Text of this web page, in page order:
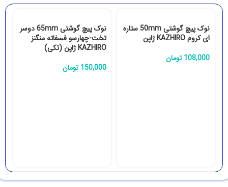
نوک پیچ گوشتی 50mm ستاره
ای کروم KAZHIRO ژاپن
108,000 تومان
نوک پیچ گوشتی 65mm دوسر
تخت-چهارسو فسفاته منگنز
KAZHIRO ژاپن (تکی)
150,000 تومان